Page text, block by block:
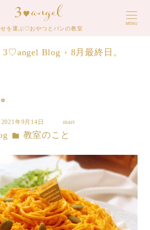
せを運ぶ♡おやつとパンの教室
MENU
3♡angel Blog 8月最終日。
日
2021年9月14日
者
mari
カテゴリー
教室のこと